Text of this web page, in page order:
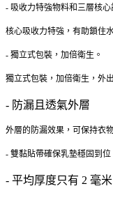
- 吸收力特強物料和三層核心
核心吸收力特強，有助鎖住
- 獨立式包裝，加倍衛生。
獨立式包裝，加倍衛生，外
- 防漏且透氣外層
外層的防漏效果，可保持衣
- 雙黏貼帶確保乳墊穩固到位
- 平均厚度只有 2 毫米